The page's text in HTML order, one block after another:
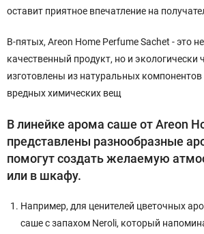
оставит приятное впечатление на
В-пятых, Areon Home Perfume Sachet - это
качественный продукт, но и экологически
изготовлены из натуральных
вредных химических вещ
В линейке арома саше от Areon
представлены разнообразные
помогут создать желаемую
или в шкафу.
Например, для ценителей цветочных
саше с запахом Neroli, который